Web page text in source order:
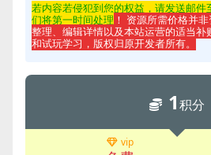
若内容若侵犯到您的权益，请发送邮件
们将第一时间处理 ！ 资源所需价格并
整理、编辑详情以及本站运营的适当补
和试玩学习，版权归原开发者所有。
1积分
vip